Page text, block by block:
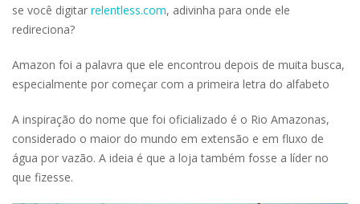
se você digitar relentless.com, adivinha para onde ele
redireciona?
Amazon foi a palavra que ele encontrou depois de muita busca,
especialmente por começar com a primeira letra do alfabeto
A inspiração do nome que foi oficializado é o Rio Amazonas,
considerado o maior do mundo em extensão e em fluxo de
água por vazão. A ideia é que a loja também fosse a líder no
que fizesse.